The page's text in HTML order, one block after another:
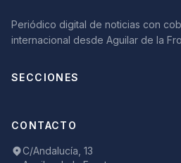
Periódico digital de noticias con
internacional desde Aguilar de la
SECCIONES
CONTACTO
C/Andalucía, 13